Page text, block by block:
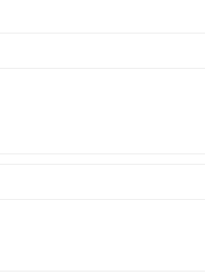
お値引きをす
度々すみませ